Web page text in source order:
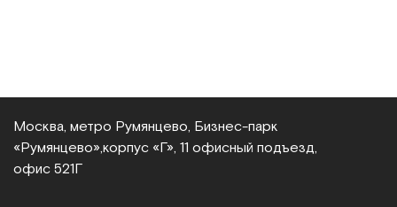
Москва, метро Румянцево, Бизнес‑парк
«Румянцево», корпус «Г», 11 офисный подъезд,
офис 521Г